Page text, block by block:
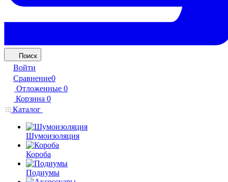
Поиск
Войти
Сравнение0
Отложенные 0
Корзина 0
Каталог
Шумоизоляция
Короба
Подиумы